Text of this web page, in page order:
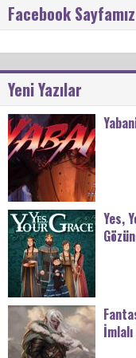
Facebook Sayfamız
Yeni Yazılar
Yes,